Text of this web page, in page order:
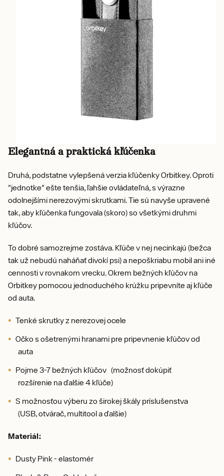
Elegantná a praktická kľúčenka
Druhá, podstatne vylepšená verzia kľúčenky Orbitkey. Oproti
"jednotke" ešte tenšia, ľahšie ovládateľná, s výrazne
odolnejšími nerezovými skrutkami. Tie sú navyše upravené
tak, aby kľúčenka fungovala (skoro) so všetkými druhmi
kľúčov.
To dobré samozrejme zostáva. Kľúče v nej necinkajú (bežca
tak už nebudú naháňať divokí psi) a nepoškriabu mobil ani iné
cennosti v rovnakom vrecku. Okrem bežných kľúčov na
Orbitkey pomocou jednoduchého krúžku pripevníte aj kľúče
od auta.
Tenké skrutky z nerezovej ocele
Očko s ošetrenými hranami pre pripevnenie kľúčov od
auta
Pojme 3-7 bežných kľúčov (možnosť dokúpiť
rozšírenie na ďalšie 4 kľúče)
S možnosťou výberu zo širokej škály príslušenstva
(USB, otvárač, multitool a ďalšie)
Materiál:
Dusty Pink - elastomér